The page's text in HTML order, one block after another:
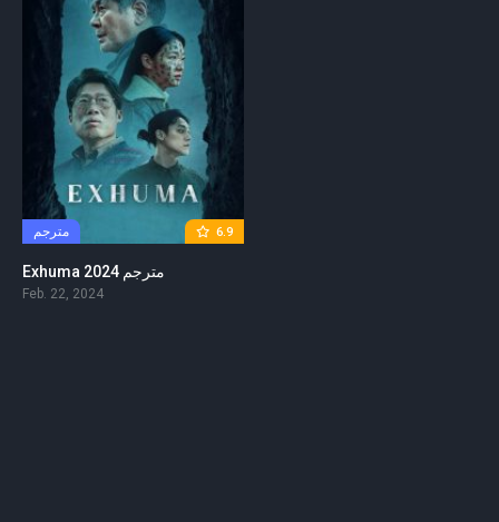
6.9 مترجم
Exhuma 2024 مترجم
Feb. 22, 2024